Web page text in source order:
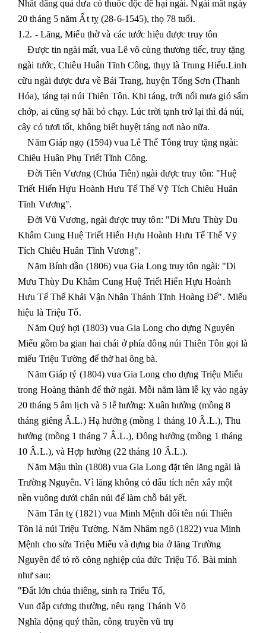
Nhất dâng quả dưa có thuốc độc để hại ngài. Ngài mất ngày
20 tháng 5 năm Ất tỵ (28-6-1545), thọ 78 tuổi.
1.2. - Lăng, Miếu thờ và các tước hiệu được truy tôn
Được tin ngài mất, vua Lê vô cùng thương tiếc, truy tặng
ngài tước, Chiêu Huân Tĩnh Công, thụy là Trung Hiếu.Linh
cữu ngài được đưa về Bái Trang, huyện Tống Sơn (Thanh
Hóa), táng tại núi Thiên Tôn. Khi táng, trới nổi mưa gió sấm
chớp, ai cũng sợ hãi bỏ chạy. Lúc trời tạnh trở lại thì đá núi,
cây cỏ tươi tốt, không biết huyệt táng nơi nào nữa.
Năm Giáp ngọ (1594) vua Lê Thế Tông truy tặng ngài:
Chiêu Huân Phụ Triết Tĩnh Công.
Đời Tiên Vương (Chúa Tiên) ngài được truy tôn: "Huệ
Triết Hiển Hựu Hoành Hưu Tế Thế Vỹ Tích Chiêu Huân
Tĩnh Vương".
Đời Vũ Vương, ngài được truy tôn: "Di Mưu Thùy Du
Khâm Cung Huệ Triết Hiển Hựu Hoành Hưu Tế Thế Vỹ
Tích Chiêu Huân Tĩnh Vương".
Năm Bính dần (1806) vua Gia Long truy tôn ngài: "Di
Mưu Thùy Du Khâm Cung Huệ Triết Hiển Hựu Hoành
Hưu Tế Thế Khải Vận Nhân Thánh Tĩnh Hoàng Đế". Miếu
hiệu là Triệu Tổ.
Năm Quý hợi (1803) vua Gia Long cho dựng Nguyên
Miếu gồm ba gian hai chái ở phía đông núi Thiên Tôn gọi là
miếu Triệu Tường để thờ hai ông bà.
Năm Giáp tý (1804) vua Gia Long cho dựng Triệu Miếu
trong Hoàng thành để thờ ngài. Mỗi năm làm lễ kỵ vào ngày
20 tháng 5 âm lịch và 5 lễ hưởng: Xuân hưởng (mồng 8
tháng giêng Â.L.) Hạ hưởng (mồng 1 tháng 10 Â.L.), Thu
hưởng (mồng 1 tháng 7 Â.L.), Đông hưởng (mồng 1 tháng
10 Â.L.), và Hợp hưởng (22 tháng 10 Â.L.).
Năm Mậu thìn (1808) vua Gia Long đặt tên lăng ngài là
Trường Nguyên. Vì lăng không có dấu tích nên xây một
nền vuông dưới chân núi để làm chỗ bái yết.
Năm Tân tỵ (1821) vua Minh Mệnh đổi tên núi Thiên
Tôn là núi Triệu Tường. Năm Nhâm ngô (1822) vua Minh
Mệnh cho sửa Triệu Miếu và dựng bia ở lăng Trường
Nguyên để tỏ rõ công nghiệp của đức Triệu Tổ. Bài minh
như sau:
"Đất lớn chúa thiêng, sinh ra Triểu Tổ,
Vun đắp cương thường, nêu rạng Thánh Võ
Nghĩa động quý thần, công truyền vũ trụ